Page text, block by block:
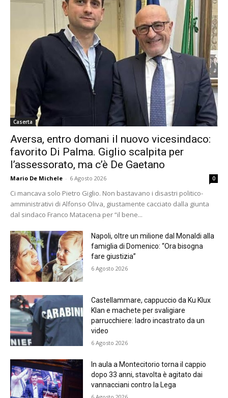
Caserta
Aversa, entro domani il nuovo vicesindaco:
favorito Di Palma. Giglio scalpita per
l’assessorato, ma c’è De Gaetano
Mario De Michele - 6 Agosto 2026 0
Ci mancava solo Pietro Giglio. Non bastavano i disastri politico-
amministrativi di Alfonso Oliva, giustamente cacciato dalla giunta
dal sindaco Franco Matacena per “il bene...
Napoli, oltre un milione dal Monaldi alla
famiglia di Domenico: “Ora bisogna
fare giustizia”
6 Agosto 2026
Castellammare, cappuccio da Ku Klux
Klan e machete per svaligiare
parrucchiere: ladro incastrato da un
video
6 Agosto 2026
In aula a Montecitorio torna il cappio
dopo 33 anni, stavolta è agitato dai
vannacciani contro la Lega